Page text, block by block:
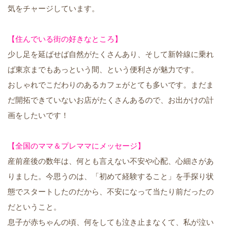
気をチャージしています。
【住んでいる街の好きなところ】
少し足を延ばせば自然がたくさんあり、そして新幹線に乗れ
ば東京までもあっという間、という便利さが魅力です。
おしゃれでこだわりのあるカフェがとても多いです。まだま
だ開拓できていないお店がたくさんあるので、お出かけの計
画をしたいです！
【全国のママ＆プレママにメッセージ】
産前産後の数年は、何とも言えない不安や心配、心細さがあ
りました。今思うのは、「初めて経験すること」を手探り状
態でスタートしたのだから、不安になって当たり前だったの
だということ。
息子が赤ちゃんの頃、何をしても泣き止まなくて、私が泣い